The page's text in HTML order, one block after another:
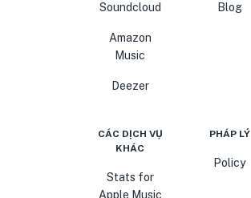
Soundcloud
Amazon
Music
Deezer
Blog
CÁC DỊCH VỤ
KHÁC
Stats for
Apple Music
PHÁP LÝ
Policy